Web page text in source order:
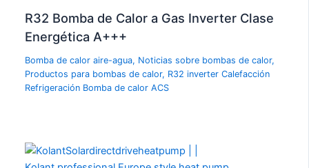
R32 Bomba de Calor a Gas Inverter Clase
Energética A+++
Bomba de calor aire-agua, Noticias sobre bombas de calor,
Productos para bombas de calor, R32 inverter Calefacción
Refrigeración Bomba de calor ACS